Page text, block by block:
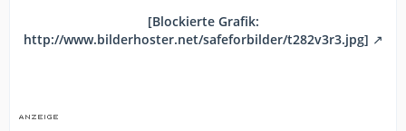
[Blockierte Grafik:
http://www.bilderhoster.net/safeforbilder/t282v3r3.jpg]